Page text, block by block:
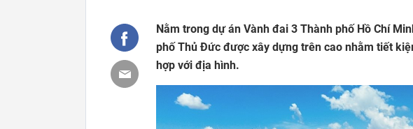
Nằm trong dự án Vành đai 3 Thành phố Hồ Chí
phố Thủ Đức được xây dựng trên cao nhằm tiết
hợp với địa hình.